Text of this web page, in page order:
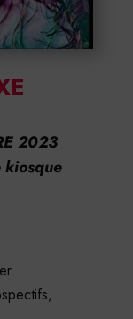
2023
kiosque